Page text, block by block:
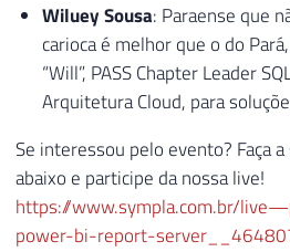
Wiluey Sousa: Paraense que
carioca é melhor que o do
“Will”, PASS Chapter Leader
Arquitetura Cloud, para
Se interessou pelo evento? Faça
abaixo e participe da nossa live!
https://www.sympla.com.br/
power-bi-report-